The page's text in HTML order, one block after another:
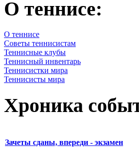
О теннисе:
О теннисе
Советы теннисистам
Теннисные клубы
Теннисный инвентарь
Теннисистки мира
Теннисисты мира
Хроника
Зачеты сданы, впереди - экзамен